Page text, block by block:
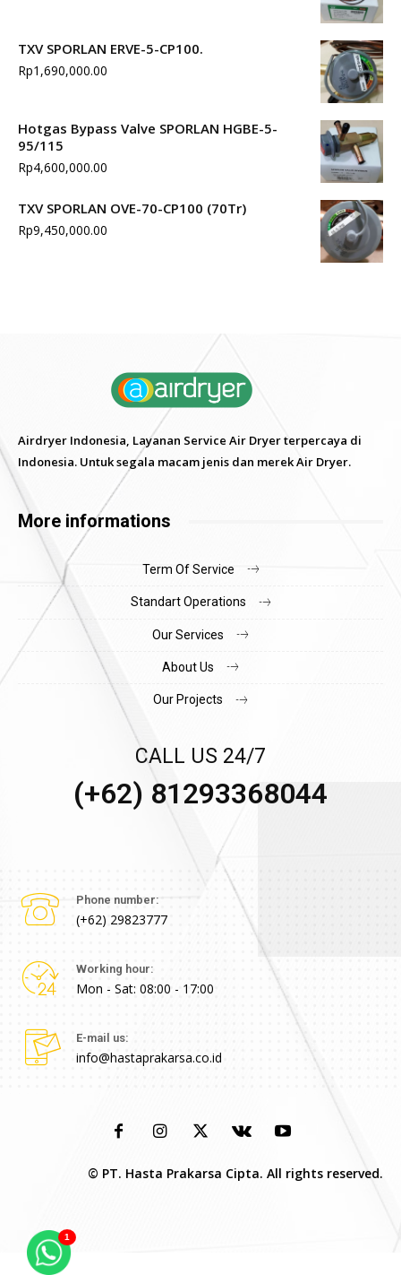
TXV SPORLAN ERVE-5-CP100.
Rp1,690,000.00
Hotgas Bypass Valve SPORLAN HGBE-5-
95/115
Rp4,600,000.00
TXV SPORLAN OVE-70-CP100 (70Tr)
Rp9,450,000.00
Airdryer Indonesia, Layanan Service Air Dryer terpercaya di
Indonesia. Untuk segala macam jenis dan merek Air Dryer.
More informations
Term Of Service
Standart Operations
Our Services
About Us
Our Projects
CALL US 24/7
(+62) 81293368044
Phone number:
(+62) 29823777
Working hour:
Mon - Sat: 08:00 - 17:00
E-mail us:
info@hastaprakarsa.co.id
© PT. Hasta Prakarsa Cipta. All rights reserved.
1